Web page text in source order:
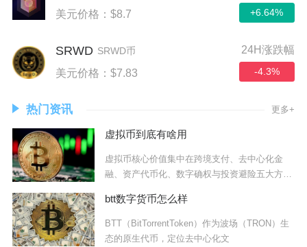
美元价格：$8.7 +6.64%
SRWD SRWD币
美元价格：$7.83
24H涨跌幅
-4.3%
热门资讯 更多+
虚拟币到底有啥用
虚拟币核心价值集中在跨境支付、去中心化金
融、资产代币化、数字确权与投资避险五大方
btt数字货币怎么样
BTT（BitTorrentToken）作为波场（TRON）生
态的原生代币，定位去中心化文